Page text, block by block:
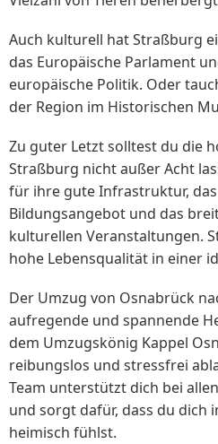
Auch kulturell hat Straßburg
das Europäische Parlament
europäische Politik. Oder
der Region im Historischen
Zu guter Letzt solltest du die
Straßburg nicht außer Acht
für ihre gute Infrastruktur,
Bildungsangebot und das
kulturellen Veranstaltungen.
hohe Lebensqualität in einer
Der Umzug von Osnabrück
aufregende und spannende
dem Umzugskönig Kappel
reibungslos und stressfrei
Team unterstützt dich bei
und sorgt dafür, dass du dich
heimisch fühlst.